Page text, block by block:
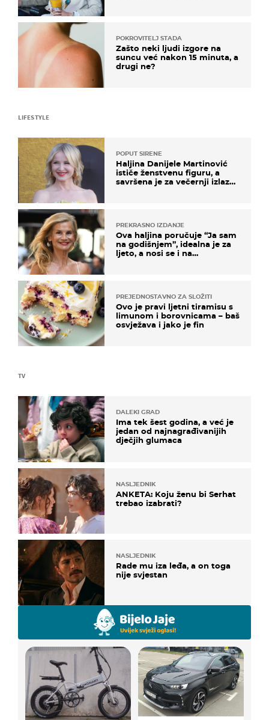
POKROVITELJ STADA
Zašto neki ljudi izgore na
suncu već nakon 15 minuta, a
drugi ne?
TV
DALEKI GRAD
Ima tek šest godina, a već je
jedan od najnagrađivanijih
dječjih glumaca
NASLJEDNIK
ANKETA: Koju ženu bi Serhat
trebao izabrati?
NASLJEDNIK
Rade mu iza leđa, a on toga
nije svjestan
LIFESTYLE
POPUT SIRENE
Haljina Danijele Martinović
ističe ženstvenu figuru, a
savršena je za večernji izlazak
PREKRASNO IZDANJE
Ova haljina poručuje “Ja sam
na godišnjem”, idealna je za
ljeto, a nosi se i na
PREJEDNOSTAVNO ZA SLOŽITI
Ovo je pravi ljetni tiramisu s
limunom i borovnicama – baš
osvježava i jako je fin